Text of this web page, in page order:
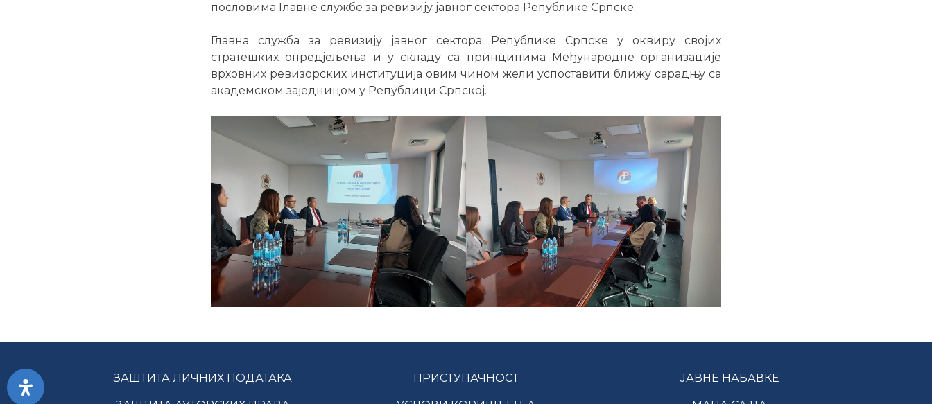
пословима Главне службе за ревизију јавног сектора Републике Српске.
Главна служба за ревизију јавног сектора Републике Српске у оквиру својих
стратешких опредјељења и у складу са принципима Међународне организације
врховних ревизорских институција овим чином жели успоставити ближу сарадњу са
академском заједницом у Републици Српској.
ЗАШТИТА ЛИЧНИХ ПОДАТАКА ПРИСТУПАЧНОСТ ЈАВНЕ НАБАВКЕ